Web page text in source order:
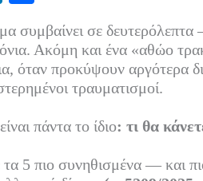
ed
In
οι
ρ
α
στ
εί
συμβαίνει σε
Ακόμη και ένα «αθώο
όταν προκύψουν αργότερα
τραυματισμοί.
πάντα το ίδιο: τι θα
5 πιο συνηθισμένα — και